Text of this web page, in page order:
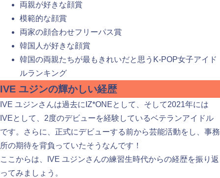
両親が好きな顔賞
模範的な顔賞
両家の顔合わせフリーパス賞
韓国人が好きな顔賞
韓国の両親たちが最もきれいだと思うK-POP女子アイド
ルランキング
IVE ユジンの輝かしい経歴
IVE ユジンさんは過去にIZ*ONEとして、そして2021年には
IVEとして、2度のデビューを経験しているベテランアイドル
です。さらに、正式にデビューする前から芸能活動をし、事務
所の期待を背負っていたそうなんです！
ここからは、IVE ユジンさんの練習生時代からの経歴を振り返
ってみましょう。